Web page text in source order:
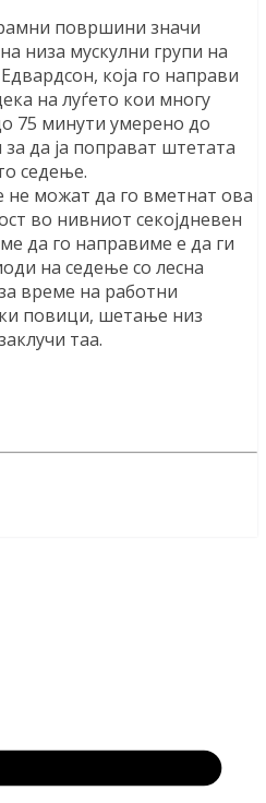
површини значи
низа мускулни групи на
која го направи
на луѓето кои многу
75 минути умерено до
да ја поправат штетата
седење.
не можат да го вметнат ова
во нивниот секојдневен
да го направиме е да ги
на седење со лесна
време на работни
повици, шетање низ
таа.